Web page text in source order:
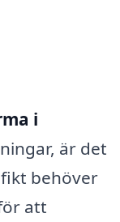
i
är det
behöver
att